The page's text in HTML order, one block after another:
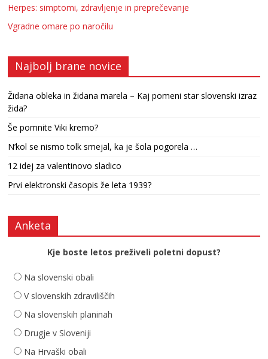
Herpes: simptomi, zdravljenje in preprečevanje
Vgradne omare po naročilu
Najbolj brane novice
Židana obleka in židana marela – Kaj pomeni star slovenski izraz
žida?
Še pomnite Viki kremo?
N’kol se nismo tolk smejal, ka je šola pogorela …
12 idej za valentinovo sladico
Prvi elektronski časopis že leta 1939?
Anketa
Kje boste letos preživeli poletni dopust?
Na slovenski obali
V slovenskih zdraviliščih
Na slovenskih planinah
Drugje v Sloveniji
Na Hrvaški obali